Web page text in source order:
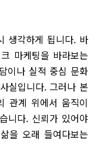
생각하게 됩니다. 바
마케팅을 바라보는
이나 실적 중심 문화
실입니다. 그러나 본
관계 위에서 움직이
니다. 신뢰가 있어야
을 오래 들여다보는